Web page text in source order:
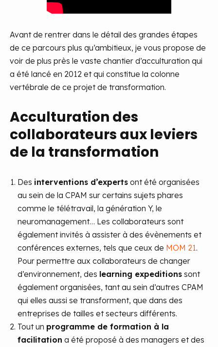
Avant de rentrer dans le détail des grandes étapes
de ce parcours plus qu’ambitieux, je vous propose de
voir de plus près le vaste chantier d’acculturation qui
a été lancé en 2012 et qui constitue la colonne
vertébrale de ce projet de transformation.
Acculturation des
collaborateurs aux leviers
de la transformation
Des interventions d’experts ont été organisées
au sein de la CPAM sur certains sujets phares
comme le télétravail, la génération Y, le
neuromanagement… Les collaborateurs sont
également invités à assister à des évènements et
conférences externes, tels que ceux de MOM 21.
Pour permettre aux collaborateurs de changer
d’environnement, des learning expeditions sont
également organisées, tant au sein d’autres CPAM
qui elles aussi se transforment, que dans des
entreprises de tailles et secteurs différents.
Tout un programme de formation à la
facilitation a été proposé à des managers et des